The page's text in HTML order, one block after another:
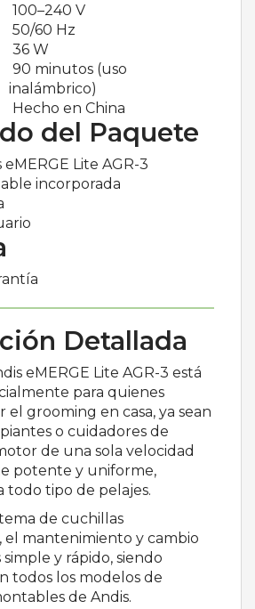
100–240 V
50/60 Hz
36 W
90 minutos (uso
inalámbrico)
Hecho en China
del Paquete
Lite AGR-3
incorporada
Detallada
eMERGE Lite AGR-3 está
para quienes
el grooming en casa, ya sean
o cuidadores de
de una sola velocidad
potente y uniforme,
todo tipo de pelajes.
de cuchillas
el mantenimiento y cambio
y rápido, siendo
todos los modelos de
de Andis.